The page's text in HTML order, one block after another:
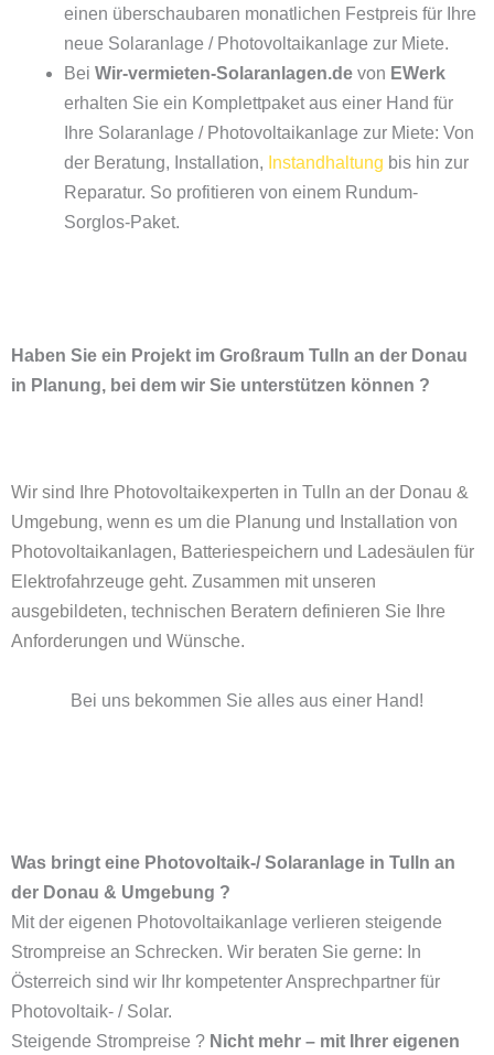
einen überschaubaren monatlichen Festpreis für Ihre
neue Solaranlage / Photovoltaikanlage zur Miete.
Bei Wir-vermieten-Solaranlagen.de von EWerk
erhalten Sie ein Komplettpaket aus einer Hand für
Ihre Solaranlage / Photovoltaikanlage zur Miete: Von
der Beratung, Installation, Instandhaltung bis hin zur
Reparatur. So profitieren von einem Rundum-
Sorglos-Paket.
Haben Sie ein Projekt im Großraum Tulln an der Donau
in Planung, bei dem wir Sie unterstützen können ?
Wir sind Ihre Photovoltaikexperten in Tulln an der Donau &
Umgebung, wenn es um die Planung und Installation von
Photovoltaikanlagen, Batteriespeichern und Ladesäulen für
Elektrofahrzeuge geht. Zusammen mit unseren
ausgebildeten, technischen Beratern definieren Sie Ihre
Anforderungen und Wünsche.
Bei uns bekommen Sie alles aus einer Hand!
Was bringt eine Photovoltaik-/ Solaranlage in Tulln an
der Donau & Umgebung ?
Mit der eigenen Photovoltaikanlage verlieren steigende
Strompreise an Schrecken. Wir beraten Sie gerne: In
Österreich sind wir Ihr kompetenter Ansprechpartner für
Photovoltaik- / Solar.
Steigende Strompreise ? Nicht mehr – mit Ihrer eigenen